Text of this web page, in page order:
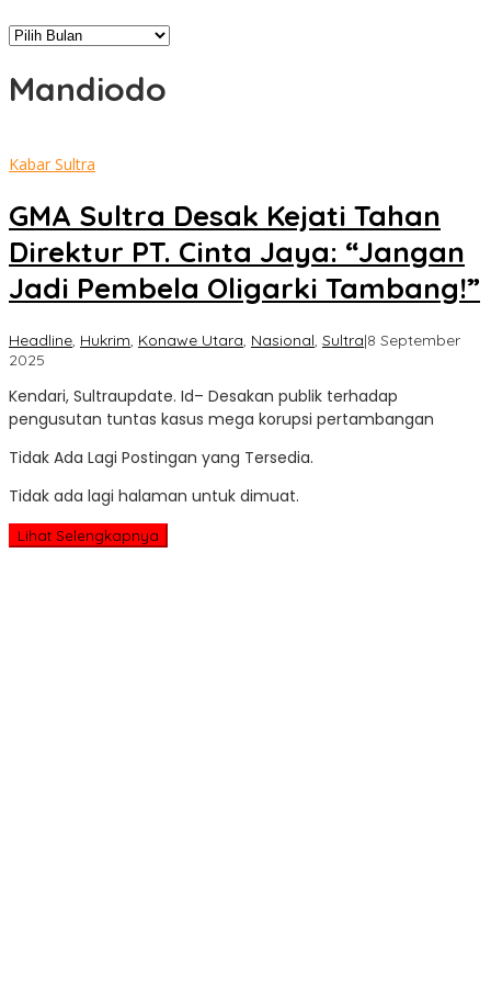
Arsip
Mandiodo
Kabar Sultra
GMA Sultra Desak Kejati Tahan
Direktur PT. Cinta Jaya: “Jangan
Jadi Pembela Oligarki Tambang!”
Headline, Hukrim, Konawe Utara, Nasional, Sultra|8 September
2025
Update
Kendari, Sultraupdate. Id– Desakan publik terhadap
pengusutan tuntas kasus mega korupsi pertambangan
Tidak Ada Lagi Postingan yang Tersedia.
Tidak ada lagi halaman untuk dimuat.
Lihat Selengkapnya